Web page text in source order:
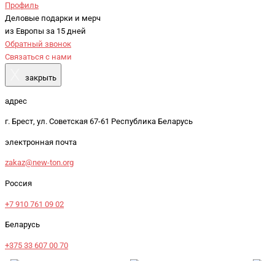
Профиль
Деловые подарки и мерч
из Европы за 15 дней
Обратный звонок
Связаться с нами
закрыть
адрес
г. Брест, ул. Советская 67-61 Республика Беларусь
электронная почта
zakaz@new-ton.org
Россия
+7 910 761 09 02
Беларусь
+375 33 607 00 70